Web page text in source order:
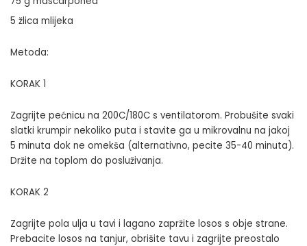
5 žlica mlijeka
Metoda:
KORAK 1
Zagrijte pećnicu na 200C/180C s ventilatorom. Probušite svaki
slatki krumpir nekoliko puta i stavite ga u mikrovalnu na jakoj
5 minuta dok ne omekša (alternativno, pecite 35-40 minuta).
Držite na toplom do posluživanja.
KORAK 2
Zagrijte pola ulja u tavi i lagano zapržite losos s obje strane.
Prebacite losos na tanjur, obrišite tavu i zagrijte preostalo